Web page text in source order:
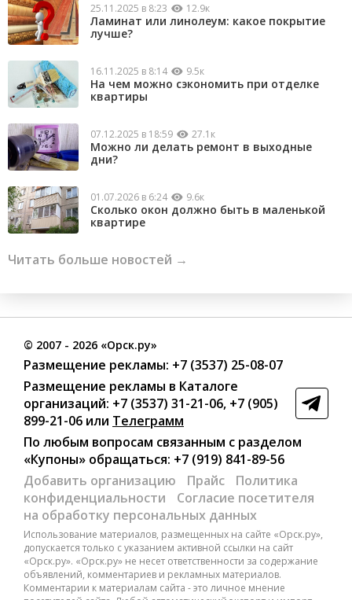
25.11.2025 в 8:23 12.9к
Ламинат или линолеум: какое покрытие
лучше?
16.11.2025 в 8:14 9.5к
На чем можно сэкономить при отделке
квартиры
07.12.2025 в 18:59 27.1к
Можно ли делать ремонт в выходные
дни?
01.07.2026 в 6:24 9.6к
Сколько окон должно быть в маленькой
квартире
Читать больше новостей →
© 2007 - 2026 «Орск.ру»
Размещение рекламы: +7 (3537) 25-08-07
Размещение рекламы в Каталоге
организаций: +7 (3537) 31-21-06, +7 (905)
899-21-06 или Телеграмм
По любым вопросам связанным с разделом
«Купоны» обращаться: +7 (919) 841-89-56
Добавить организацию
Прайс
Политика
конфиденциальности
Согласие посетителя
на обработку персональных данных
Использование материалов, размещенных на сайте «Орск.ру»,
допускается только с указанием активной ссылки на сайт
«Орск.ру». «Орск.ру» не несет ответственности за содержание
объявлений, комментариев и рекламных материалов.
Комментарии к материалам сайта - это личное мнение